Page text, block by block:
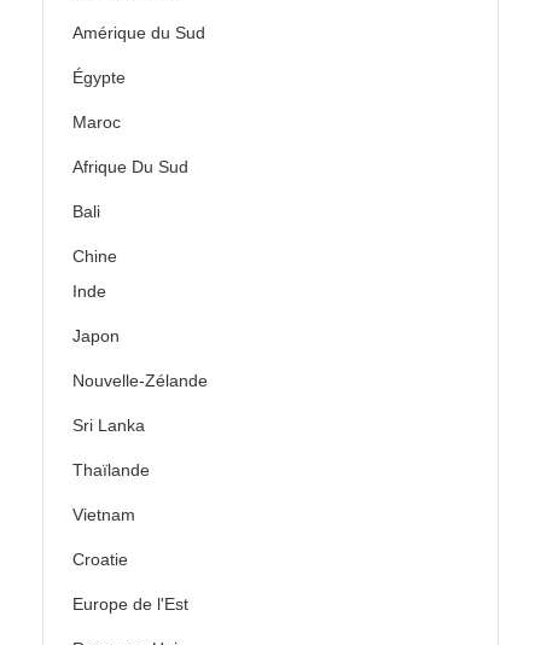
Amérique du Sud
Égypte
Maroc
Afrique Du Sud
Bali
Chine
Inde
Japon
Nouvelle-Zélande
Sri Lanka
Thaïlande
Vietnam
Croatie
Europe de l'Est